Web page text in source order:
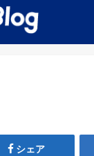
シェア